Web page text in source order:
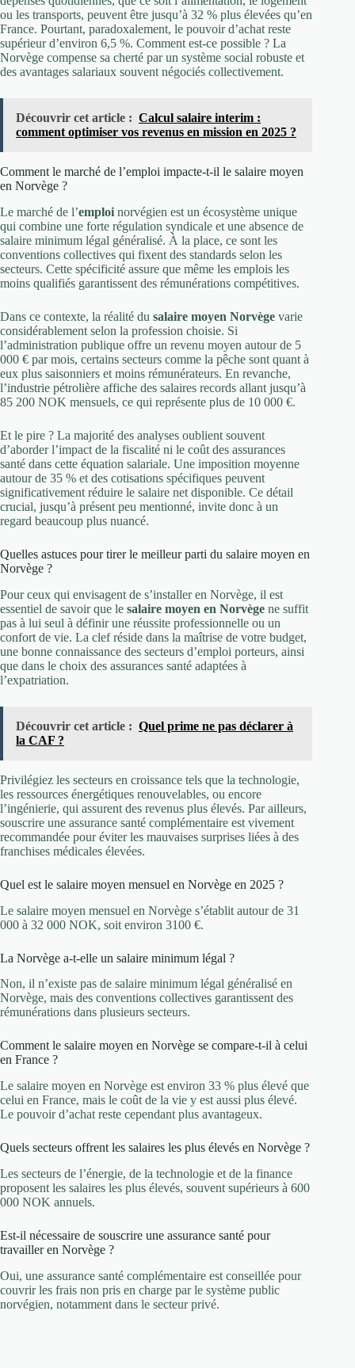
ou les transports, peuvent être jusqu’à 32 % plus élevées qu’en
France. Pourtant, paradoxalement, le pouvoir d’achat reste
supérieur d’environ 6,5 %. Comment est-ce possible ? La
Norvège compense sa cherté par un système social robuste et
des avantages salariaux souvent négociés collectivement.
Découvrir cet article : Calcul salaire interim :
comment optimiser vos revenus en mission en 2025 ?
Comment le marché de l’emploi impacte-t-il le salaire moyen
en Norvège ?
Le marché de l’emploi norvégien est un écosystème unique
qui combine une forte régulation syndicale et une absence de
salaire minimum légal généralisé. À la place, ce sont les
conventions collectives qui fixent des standards selon les
secteurs. Cette spécificité assure que même les emplois les
moins qualifiés garantissent des rémunérations compétitives.
Dans ce contexte, la réalité du salaire moyen Norvège varie
considérablement selon la profession choisie. Si
l’administration publique offre un revenu moyen autour de 5
000 € par mois, certains secteurs comme la pêche sont quant à
eux plus saisonniers et moins rémunérateurs. En revanche,
l’industrie pétrolière affiche des salaires records allant jusqu’à
85 200 NOK mensuels, ce qui représente plus de 10 000 €.
Et le pire ? La majorité des analyses oublient souvent
d’aborder l’impact de la fiscalité ni le coût des assurances
santé dans cette équation salariale. Une imposition moyenne
autour de 35 % et des cotisations spécifiques peuvent
significativement réduire le salaire net disponible. Ce détail
crucial, jusqu’à présent peu mentionné, invite donc à un
regard beaucoup plus nuancé.
Quelles astuces pour tirer le meilleur parti du salaire moyen en
Norvège ?
Pour ceux qui envisagent de s’installer en Norvège, il est
essentiel de savoir que le salaire moyen en Norvège ne suffit
pas à lui seul à définir une réussite professionnelle ou un
confort de vie. La clef réside dans la maîtrise de votre budget,
une bonne connaissance des secteurs d’emploi porteurs, ainsi
que dans le choix des assurances santé adaptées à
l’expatriation.
Découvrir cet article : Quel prime ne pas déclarer à
la CAF ?
Privilégiez les secteurs en croissance tels que la technologie,
les ressources énergétiques renouvelables, ou encore
l’ingénierie, qui assurent des revenus plus élevés. Par ailleurs,
souscrire une assurance santé complémentaire est vivement
recommandée pour éviter les mauvaises surprises liées à des
franchises médicales élevées.
Quel est le salaire moyen mensuel en Norvège en 2025 ?
Le salaire moyen mensuel en Norvège s’établit autour de 31
000 à 32 000 NOK, soit environ 3100 €.
La Norvège a-t-elle un salaire minimum légal ?
Non, il n’existe pas de salaire minimum légal généralisé en
Norvège, mais des conventions collectives garantissent des
rémunérations dans plusieurs secteurs.
Comment le salaire moyen en Norvège se compare-t-il à celui
en France ?
Le salaire moyen en Norvège est environ 33 % plus élevé que
celui en France, mais le coût de la vie y est aussi plus élevé.
Le pouvoir d’achat reste cependant plus avantageux.
Quels secteurs offrent les salaires les plus élevés en Norvège ?
Les secteurs de l’énergie, de la technologie et de la finance
proposent les salaires les plus élevés, souvent supérieurs à 600
000 NOK annuels.
Est-il nécessaire de souscrire une assurance santé pour
travailler en Norvège ?
Oui, une assurance santé complémentaire est conseillée pour
couvrir les frais non pris en charge par le système public
norvégien, notamment dans le secteur privé.